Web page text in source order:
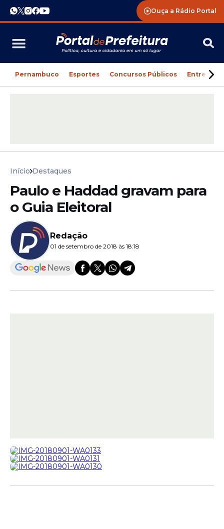
Ouça a Rádio Portal
Pernambuco Esportes Concursos Públicos
Início Destaques
Paulo e Haddad gravam para
o Guia Eleitoral
Redação
01 de setembro de 2018 às 18:18